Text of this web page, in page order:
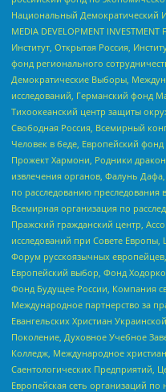
Национальный Демократический
MEDIA DEVELOPMENT
Институт, Открытая Россия,
фонд регионального
Демократические Выборы,
исследований, Германский фонд
Тихоокеанский центр защиты
Свободная Россия, Всемирный
Человек в беде, Европейский
Прожект Хармони, Родники
извлечения органов, Фалунь
по расследованию преследования
Всемирная организация по
Пражский гражданский центр,
исследований при Совете Европы,
Форум русскоязычных
Европейский выбор, Фонд
Фонд Будущее России, Компания
Международное партнерство за
Евангельских Христиан
Поколение, Духовное Учебное
Колледж, Международное
Саентологических Предприятий,
Европейская сеть организаций